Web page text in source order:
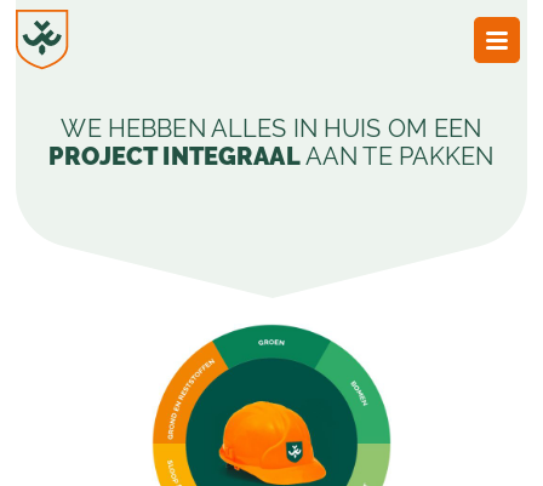
Esch
WE HEBBEN ALLES IN HUIS OM EEN
PROJECT INTEGRAALAAN TE PAKKEN